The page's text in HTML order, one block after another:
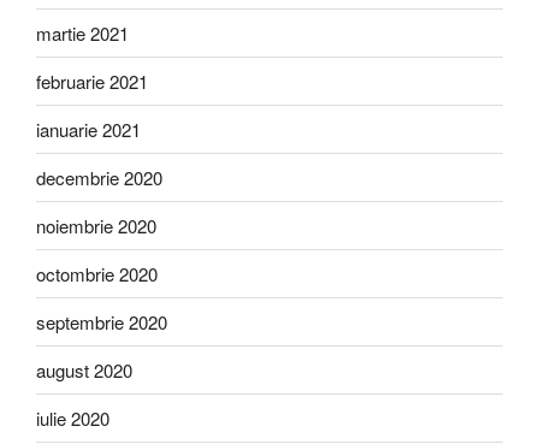
martie 2021
februarie 2021
ianuarie 2021
decembrie 2020
noiembrie 2020
octombrie 2020
septembrie 2020
august 2020
iulie 2020